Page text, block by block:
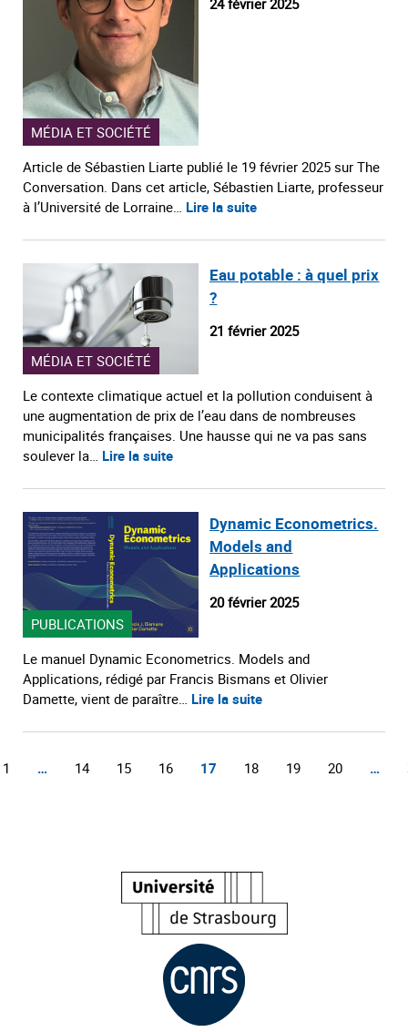
MÉDIA ET SOCIÉTÉ
24 février 2025
Article de Sébastien Liarte publié le 19 février 2025 sur The
Conversation. Dans cet article, Sébastien Liarte, professeur
à l’Université de Lorraine… Lire la suite
MÉDIA ET SOCIÉTÉ
Eau potable : à quel prix
?
21 février 2025
Le contexte climatique actuel et la pollution conduisent à
une augmentation de prix de l’eau dans de nombreuses
municipalités françaises. Une hausse qui ne va pas sans
soulever la… Lire la suite
PUBLICATIONS
Dynamic Econometrics.
Models and
Applications
20 février 2025
Le manuel Dynamic Econometrics. Models and
Applications, rédigé par Francis Bismans et Olivier
Damette, vient de paraître… Lire la suite
1 … 14 15 16 17 18 19 20 …